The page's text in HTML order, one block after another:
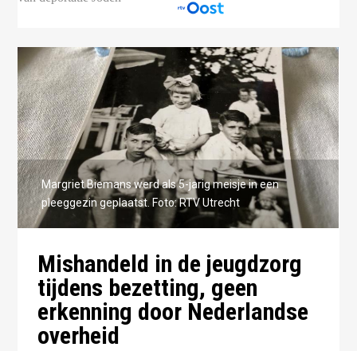
Margriet Biemans werd als 5-jarig meisje in een
pleeggezin geplaatst. Foto: RTV Utrecht
Mishandeld in de jeugdzorg
tijdens bezetting, geen
erkenning door Nederlandse
overheid